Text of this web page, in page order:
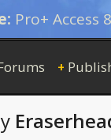
Pro+ Access
+